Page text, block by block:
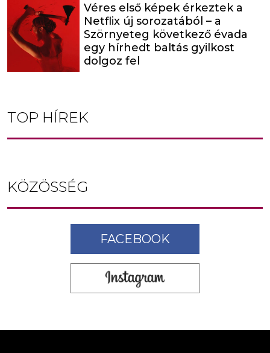
Véres első képek érkeztek a
Netflix új sorozatából – a
Szörnyeteg következő évada
egy hírhedt baltás gyilkost
dolgoz fel
TOP HÍREK
KÖZÖSSÉG
FACEBOOK